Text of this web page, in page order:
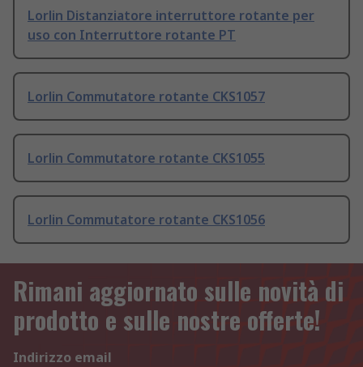
Lorlin Distanziatore interruttore rotante per
uso con Interruttore rotante PT
Lorlin Commutatore rotante CKS1057
Lorlin Commutatore rotante CKS1055
Lorlin Commutatore rotante CKS1056
Rimani aggiornato sulle novità di
prodotto e sulle nostre offerte!
Indirizzo email